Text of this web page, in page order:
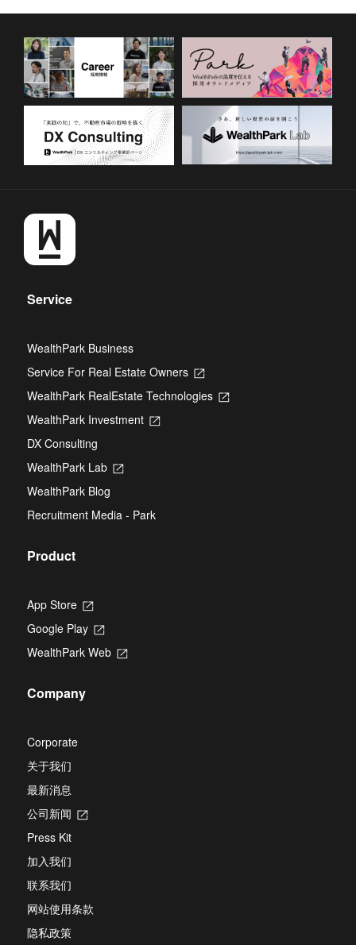
Service
WealthPark Business
Service For Real Estate Owners
Opens
a
WealthPark RealEstate Technologies
Opens
WealthPark Investment
Opens
DX Consulting
WealthPark Lab
Opens
new
tab
WealthPark Blog
Recruitment Media - Park
Product
App Store
Opens
a
new
tab
Google Play
Opens
a
WealthPark Web
Opens
Company
Corporate
关于我们
最新消息
公司新闻
Opens
Press Kit
加入我们
联系我们
网站使用条款
隐私政策